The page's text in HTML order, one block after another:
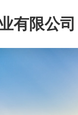
有限公司